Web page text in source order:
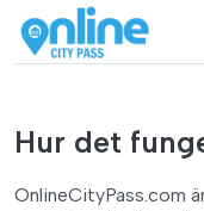
Hur det
OnlineCityPass.com